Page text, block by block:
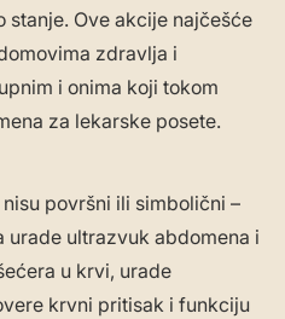
Ove akcije najčešće
zdravlja i
i onima koji tokom
za lekarske posete.
površni ili simbolični –
urade ultrazvuk abdomena i
u krvi, urade
krvni pritisak i funkciju